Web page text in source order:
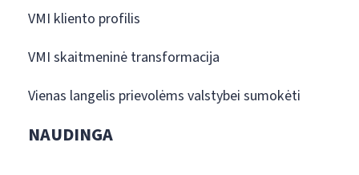
VMI kliento profilis
VMI skaitmeninė transformacija
Vienas langelis prievolėms valstybei sumokėti
NAUDINGA